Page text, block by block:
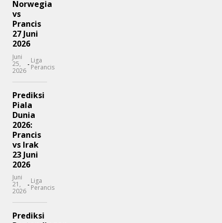
Norwegia
vs
Prancis
27 Juni
2026
Juni
25,
2026
- Liga
Perancis
Prediksi
Piala
Dunia
2026:
Prancis
vs Irak
23 Juni
2026
Juni
21,
2026
- Liga
Perancis
Prediksi